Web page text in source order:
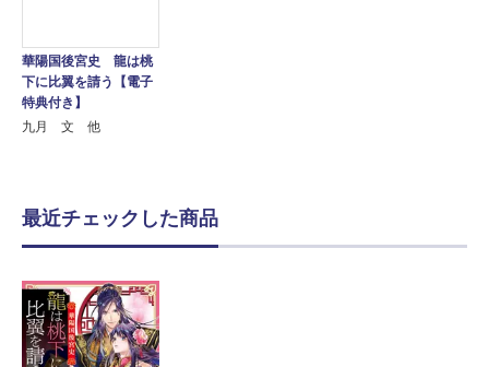
華陽国後宮史 龍は桃
下に比翼を請う【電子
特典付き】
九月 文 他
最近チェックした商品